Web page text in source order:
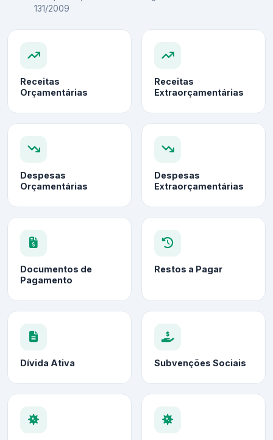
131/2009
Receitas
Orçamentárias
Receitas
Extraorçamentárias
Despesas
Orçamentárias
Despesas
Extraorçamentárias
Documentos de
Pagamento
Restos a Pagar
Dívida Ativa Subvenções Sociais